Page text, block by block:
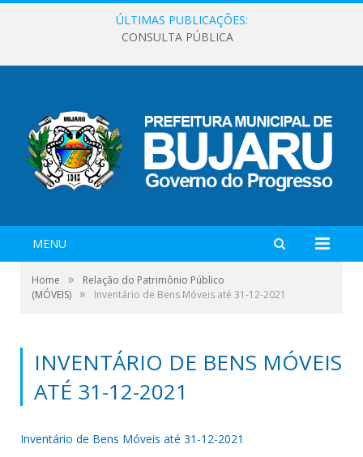
ÚLTIMAS PUBLICAÇÕES:
CONSULTA PÚBLICA
MENU
Home »
Relação do Patrimônio Público
(MÓVEIS) » Inventário de Bens Móveis até 31-12-2021
INVENTÁRIO DE BENS MÓVEIS
ATÉ 31-12-2021
Inventário de Bens Móveis até 31-12-2021